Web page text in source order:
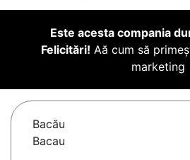
Este acesta compania
Felicitări! Aă cum să
marketing
Bacău
Bacau